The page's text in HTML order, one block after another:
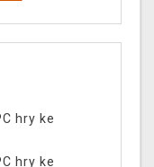
hry ke
hry ke